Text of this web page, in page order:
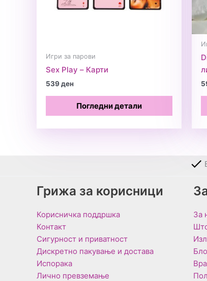
Игри за парови
Sex Play – Карти
539ден
Погледни детали
Грижа за корисници
Корисничка поддршка
Контакт
Сигурност и приватност
Дискретно пакување и достава
Испорака
Лично превземање
За